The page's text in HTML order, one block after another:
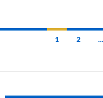
ナ
1 2 …